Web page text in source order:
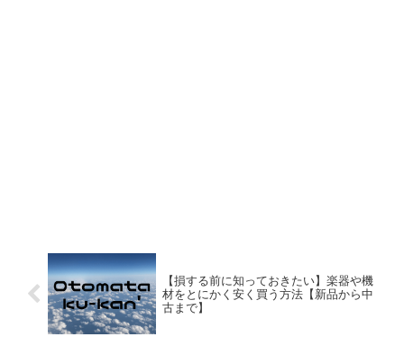
【損する前に知っておきたい】楽器や機
材をとにかく安く買う方法【新品から中
古まで】